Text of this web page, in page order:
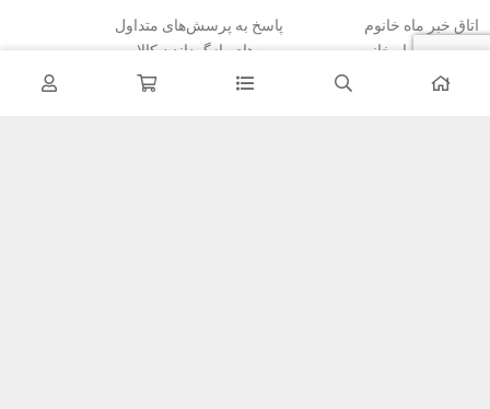
اتاق خبر ماه خانوم
فروش در ماه خانوم
همکاری با سازمان‌ها
پاسخ به پرسش‌های متداول
رویه‌های بازگرداندن کالا
شرایط استفاده